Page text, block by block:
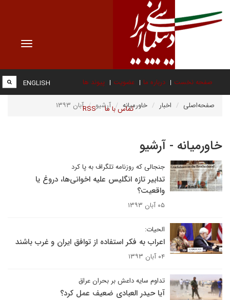
Toggle
صفحه نخست درباره ما عضویت پیوند ها
تماس با ما RSS
ENGLISH
صفحه‌اصلی اخبار خاورمیانه آرشیو آبان ۱۳۹۳
خاورمیانه - آرشیو
جنجالی که روزنامه تلگراف به پا کرد
تدابیر تازه انگلیس علیه اخوانی‌ها، دروغ یا
واقعیت؟
۰۵ آبان ۱۳۹۳
الحیات:
اعراب به فکر استفاده از توافق ایران و غرب باشند
۰۴ آبان ۱۳۹۳
تداوم سایه داعش بر بحران عراق
آیا حیدر العبادی ضعیف عمل کرد؟